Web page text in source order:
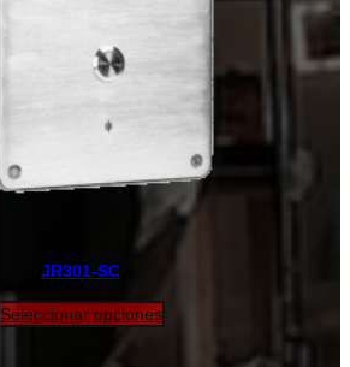
JR301-SC
Seleccionar opciones